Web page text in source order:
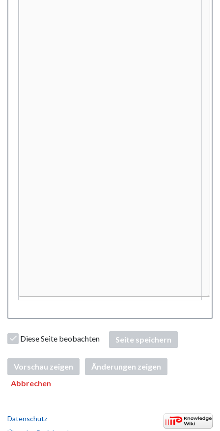
Diese Seite beobachten Seite speichern
Vorschau zeigen
Änderungen zeigen
Abbrechen
Datenschutz